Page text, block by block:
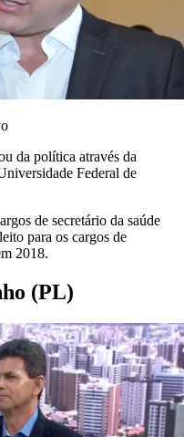
da política através da
Federal de
de secretário da saúde
para os cargos de
2018.
(PL)